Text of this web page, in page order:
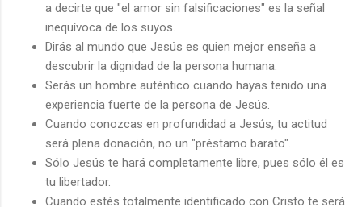
a decirte que "el amor sin falsificaciones" es la señal
inequívoca de los suyos.
Dirás al mundo que Jesús es quien mejor enseña a
descubrir la dignidad de la persona humana.
Serás un hombre auténtico cuando hayas tenido una
experiencia fuerte de la persona de Jesús.
Cuando conozcas en profundidad a Jesús, tu actitud
será plena donación, no un "préstamo barato".
Sólo Jesús te hará completamente libre, pues sólo él es
tu libertador.
Cuando estés totalmente identificado con Cristo te será